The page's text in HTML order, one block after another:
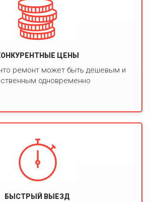
ЦЕНЫ
ремонт может быть дешевым и
одновременно
БЫСТРЫЙ ВЫЕЗД